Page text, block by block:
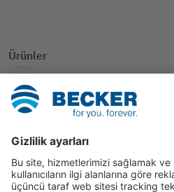
Ürünler
SmartHome
Panjur
Güneşten koruma
Diğer uygulamalar